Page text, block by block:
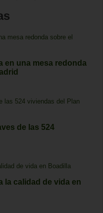
en una mesa redonda
de las 524
la calidad de vida en